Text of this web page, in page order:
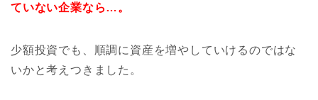
ていない企業なら…。
少額投資でも、順調に資産を増やしていけるのではな
いかと考えつきました。